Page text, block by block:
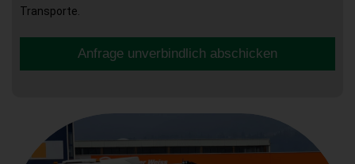
Transporte.
Anfrage unverbindlich abschicken